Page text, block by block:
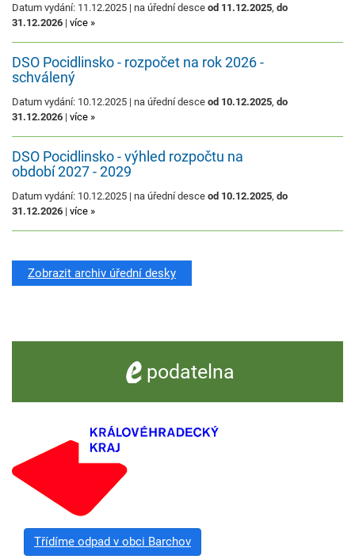
Datum vydání: 11.12.2025 | na úřední desce od 11.12.2025, do
31.12.2026 | více »
DSO Pocidlinsko - rozpočet na rok 2026 -
schválený
Datum vydání: 10.12.2025 | na úřední desce od 10.12.2025, do
31.12.2026 | více »
DSO Pocidlinsko - výhled rozpočtu na
období 2027 - 2029
Datum vydání: 10.12.2025 | na úřední desce od 10.12.2025, do
31.12.2026 | více »
Zobrazit archiv úřední desky
e -podatelna
Třídíme odpad v obci Barchov